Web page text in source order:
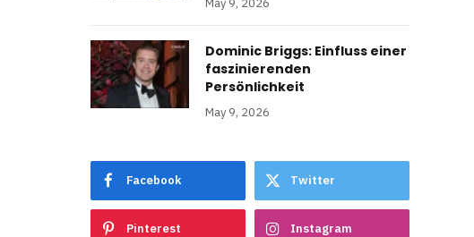
May 9, 2026
Dominic Briggs: Einfluss einer
faszinierenden
Persönlichkeit
May 9, 2026
Facebook Twitter
Pinterest Instagram